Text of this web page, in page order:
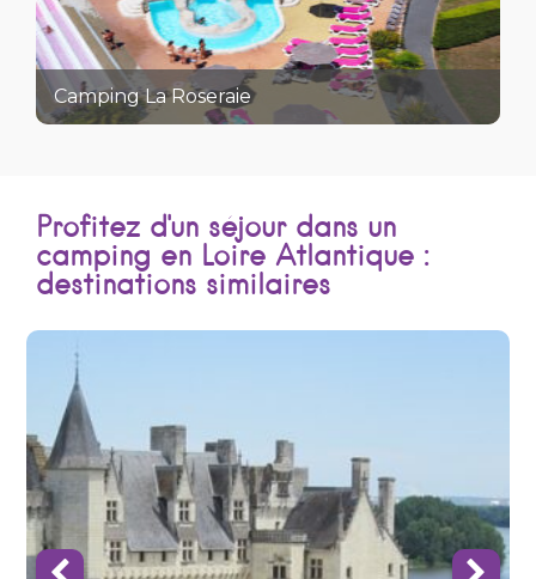
Camping La Roseraie
Profitez d'un séjour dans un
camping en Loire Atlantique :
destinations similaires